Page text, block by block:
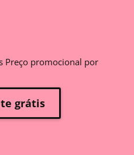
Preço promocional por
grátis